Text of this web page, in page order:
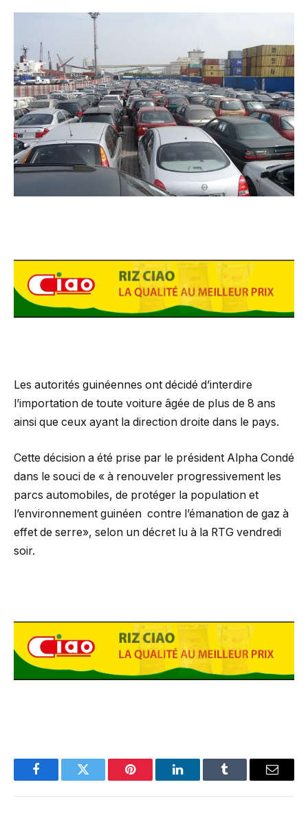
Les autorités guinéennes ont décidé d’interdire
l’importation de toute voiture âgée de plus de 8 ans
ainsi que ceux ayant la direction droite dans le pays.
Cette décision a été prise par le président Alpha Condé
dans le souci de « à renouveler progressivement les
parcs automobiles, de protéger la population et
l’environnement guinéen contre l’émanation de gaz à
effet de serre», selon un décret lu à la RTG vendredi
soir.
FacebookTwitter Pinterest LinkedInTumblr Email